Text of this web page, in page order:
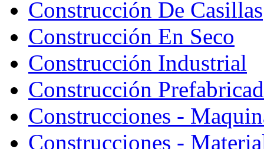
Construcción De Casillas
Construcción En Seco
Construcción Industrial
Construcción
Construcciones -
Construcciones -